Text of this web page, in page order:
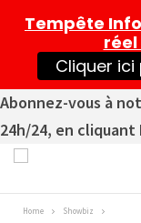
Abonnez-vous à
24h/24, en cliquant
Home Showbiz
Tempête
Cliquer